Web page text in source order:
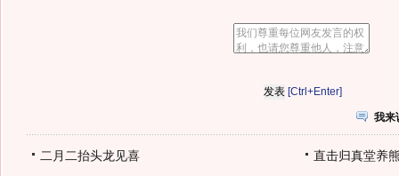
[Ctrl+Enter]
我来
二月二抬头龙见喜 直击归真堂养